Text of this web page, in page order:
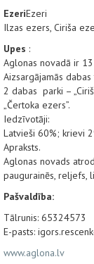
EzeriEzeri
Ilzas ezers, Ciriša
Upes :
Aglonas novadā ir
Aizsargājamās
2 dabas parki –
„Čertoka ezers”.
Iedzīvotāji:
Latvieši 60%; krievi
Apraksts.
Aglonas novads
paugurainēs, reljefs,
Pašvaldība:
Tālrunis: 65324573
E-pasts:
www.aglona.lv